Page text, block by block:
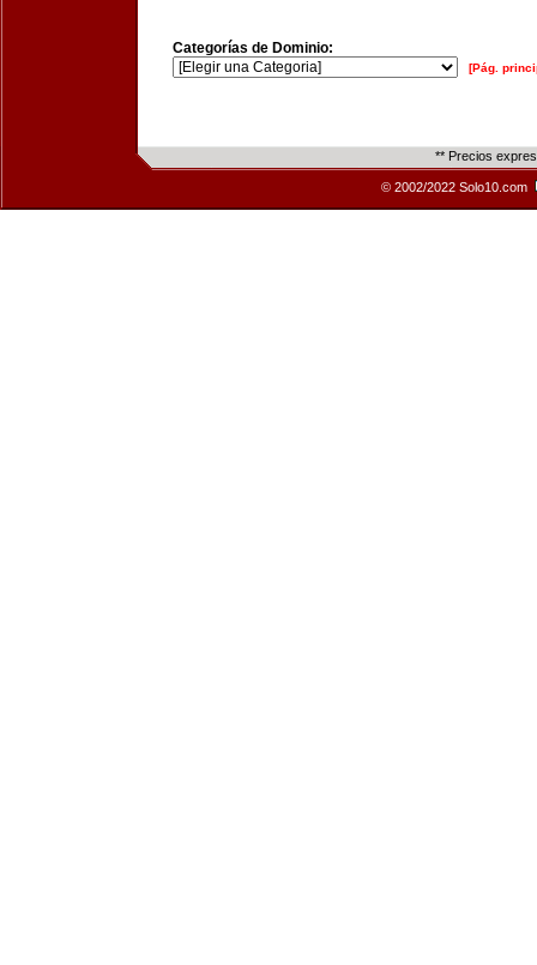
Categorías de Dominio:
[Pág.
** Precios
© 2002/2022 Solo10.com